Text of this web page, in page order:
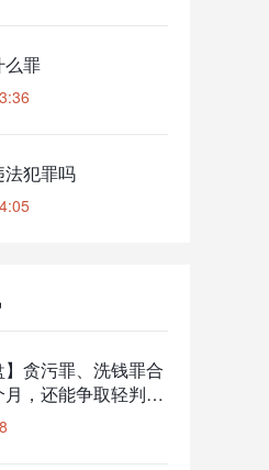
么罪
犯罪吗
】贪污罪、洗钱罪合
，还能争取轻判